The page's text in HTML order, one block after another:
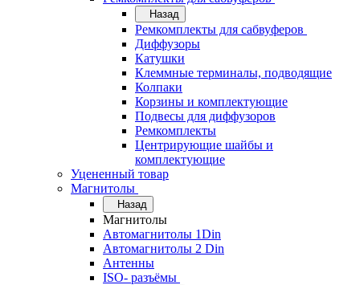
Назад
Ремкомплекты для сабвуферов
Диффузоры
Катушки
Клеммные терминалы, подводящие
Колпаки
Корзины и комплектующие
Подвесы для диффузоров
Ремкомплекты
Центрирующие шайбы и
комплектующие
Уцененный товар
Магнитолы
Назад
Магнитолы
Автомагнитолы 1Din
Автомагнитолы 2 Din
Антенны
ISO- разъёмы